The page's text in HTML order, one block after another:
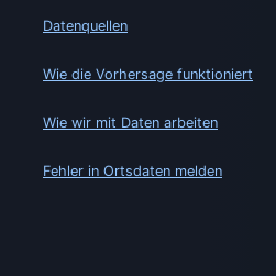
Datenquellen
Wie die Vorhersage funktioniert
Wie wir mit Daten arbeiten
Fehler in Ortsdaten melden